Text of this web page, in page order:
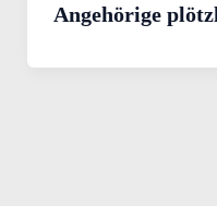
Angehörige